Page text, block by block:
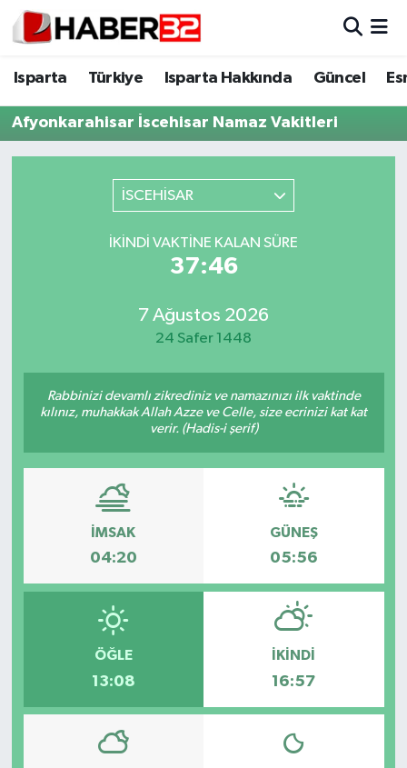
Isparta Türkiye Isparta Hakkında Güncel
Afyonkarahisar İscehisar Namaz Vakitleri
İSCEHİSAR
İKINDI VAKTINE KALAN SÜRE
37:46
7 Ağustos 2026
24 Safer 1448
Rabbinizi devamlı zikrediniz ve namazınızı ilk vaktinde
kılınız, muhakkak Allah Azze ve Celle, size ecrinizi kat kat
verir. (Hadis-i şerif)
İMSAK
04:20
GÜNEŞ
05:56
ÖĞLE
13:08
İKINDI
16:57
Isparta
Isparta Hakkında
Esnaf Diyor ki;
BİLİM VE TEKNOLOJİ
Güncel
KÜLTÜR SANAT
RESMİ İLANLAR
Isparta Nöbetçi Eczaneler
Isparta Hava Durumu
Isparta Trafik Yoğunluk Haritası
Süper Lig Puan Durumu ve Fikstür